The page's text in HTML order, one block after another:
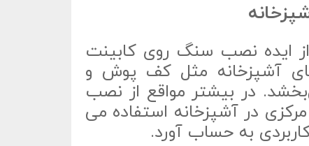
ایده نصب سنگ روی کابینت
آشپزخانه مثل کف پوش و
در بیشتر مواقع از نصب
در آشپزخانه استفاده می
به حساب آورد.